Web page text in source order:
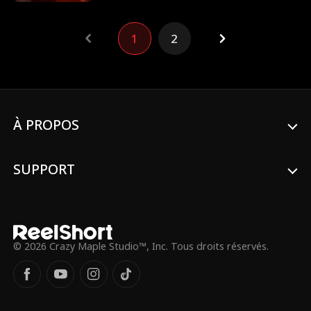
avec l’autre !
1 2
À PROPOS
SUPPORT
© 2026 Crazy Maple Studio™, Inc. Tous droits réservés.